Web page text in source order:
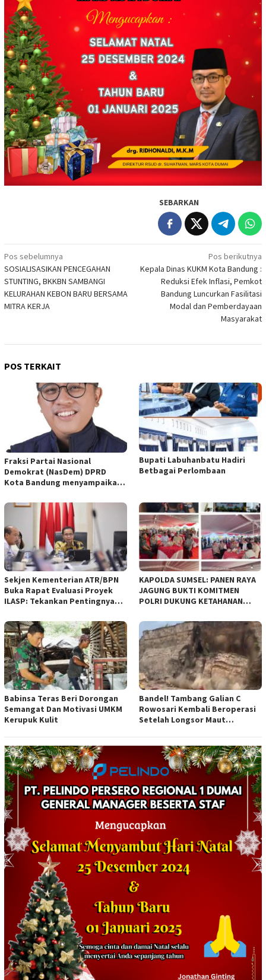
SEBARKAN
Navigasi
pos
Pos sebelumnya
SOSIALISASIKAN PENCEGAHAN
STUNTING, BKKBN SAMBANGI
KELURAHAN KEBON BARU BERSAMA
MITRA KERJA
Pos berikutnya
Kepala Dinas KUKM Kota Bandung :
Reduksi Efek Inflasi, Pemkot
Bandung Luncurkan Fasilitasi
Modal dan Pemberdayaan
Masyarakat
POS TERKAIT
Fraksi Partai Nasional
Demokrat (NasDem) DPRD
Kota Bandung menyampaikan
empat Rancangan Peraturan
Daerah (Raperda) yang
diajukan Pemerintah Kota
Bandung
Bupati Labuhanbatu Hadiri
Betbagai Perlombaan
Sekjen Kementerian ATR/BPN
Buka Rapat Evaluasi Proyek
ILASP: Tekankan Pentingnya
Anggaran
KAPOLDA SUMSEL: PANEN RAYA
JAGUNG BUKTI KOMITMEN
POLRI DUKUNG KETAHANAN
Babinsa Teras Beri Dorongan
Semangat Dan Motivasi UMKM
Kerupuk Kulit
Bandel! Tambang Galian C
Rowosari Kembali Beroperasi
Setelah Longsor Maut